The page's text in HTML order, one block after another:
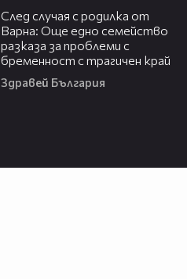
След случая с родилка от
Варна: Още едно семейство
разказа за проблеми с
бременност с трагичен край
Здравей България